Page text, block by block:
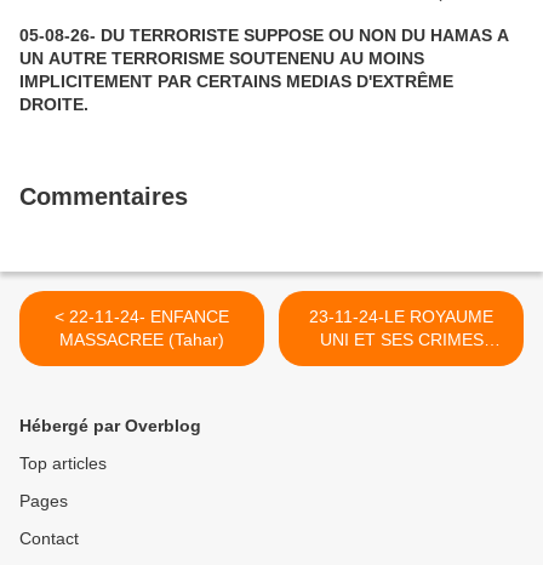
05-08-26- DU TERRORISTE SUPPOSE OU NON DU HAMAS A
UN AUTRE TERRORISME SOUTENENU AU MOINS
IMPLICITEMENT PAR CERTAINS MEDIAS D'EXTRÊME
DROITE.
Commentaires
< 22-11-24- ENFANCE
MASSACREE (Tahar)
23-11-24-LE ROYAUME
UNI ET SES CRIMES
CONTRE L'HUMANITE A
Hébergé par Overblog
Top articles
Pages
Contact